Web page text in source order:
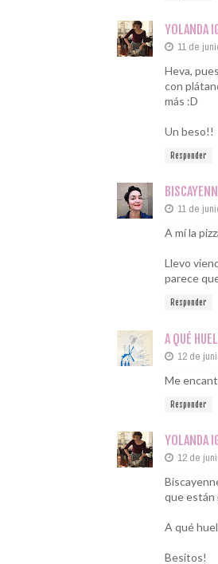
YOLANDA
11 de
Heva,
con
más :D
Un beso!!
Responder
11 de
A mí la
Llevo
parece
Responder
A QUÉ
12 de
Me
Responder
YOLANDA
12 de
que están
A qué
Besitos!